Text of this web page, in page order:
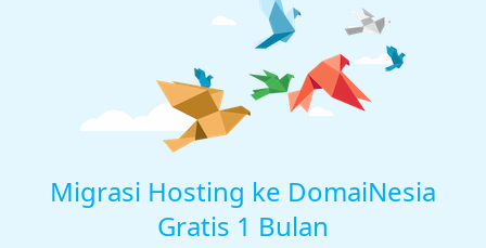
Migrasi Hosting ke DomaiNesia
Gratis 1 Bulan